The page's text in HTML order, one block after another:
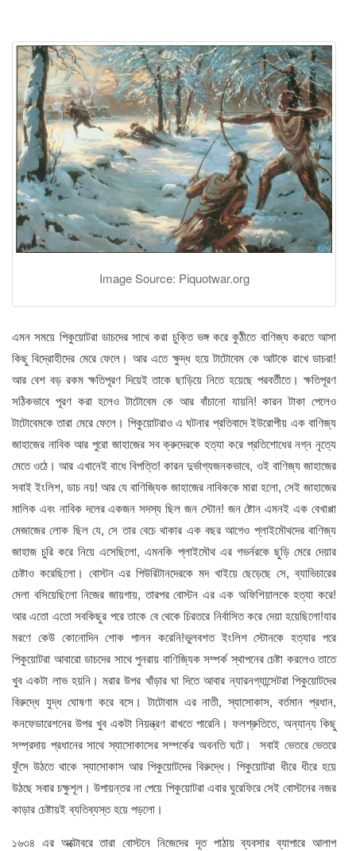
Image Source: Piquotwar.org
এমন সময়ে পিকুয়োটরা ডাচদের সাথে করা চুক্তি ভঙ্গ করে কুঠীতে বাণিজ্য করতে আসা
কিছু বিদ্রোহীদের মেরে ফেলে। আর এতে ক্ষুদ্ধ হয়ে টাটোবেম কে আটকে রাখে ডাচরা!
আর বেশ বড় রকম ক্ষতিপূরণ দিয়েই তাকে ছাড়িয়ে নিতে হয়েছে পরবর্তীতে। ক্ষতিপূরণ
সঠিকভাবে পূরণ করা হলেও টাটোবেম কে আর বাঁচানো যায়নি! কারন টাকা পেলেও
টাটোবেমকে তারা মেরে ফেলে। পিকুয়োটরাও এ ঘটনার প্রতিবাদে ইউরোপীয় এক বাণিজ্য
জাহাজের নাবিক আর পুরো জাহাজের সব ক্রুদেরকে হত্যা করে প্রতিশোধের নগ্ন নৃত্যে
মেতে ওঠে। আর এখানেই বাধে বিপত্তি! কারন দুর্ভাগ্যজনকভাবে, ওই বাণিজ্য জাহাজের
সবাই ইংলিশ, ডাচ নয়! আর যে বাণিজ্যিক জাহাজের নাবিককে মারা হলো, সেই জাহাজের
মালিক এবং নাবিক দলের একজন সদস্য ছিল জন স্টোন! জন ষ্টোন এমনই এক বেখাপ্পা
মেজাজের লোক ছিল যে, সে তার বেচে থাকার এক বছর আগেও প্লাইমৌথদের বাণিজ্য
জাহাজ চুরি করে নিয়ে এসেছিলো, এমনকি প্লাইমৌথ এর গভর্নরকে ছুড়ি মেরে দেয়ার
চেষ্টাও করেছিলো। বোস্টন এর পিউরিটানদেরকে মদ খাইয়ে ছেড়েছে সে, ব্যাভিচারের
মেলা বসিয়েছিলো নিজের জায়গায়, তারপর বোস্টন এর এক অফিশিয়ালকে হত্যা করে!
আর এতো এতো সবকিছুর পরে তাকে বে থেকে চিরতরে নির্বাসিত করে দেয়া হয়েছিলো!যার
মরণে কেউ কোনোদিন শোক পালন করেনি!ভুলবশত ইংলিশ স্টোনকে হত্যার পরে
পিকুয়োটরা আবারো ডাচদের সাথে পুনরায় বাণিজ্যিক সম্পর্ক স্থাপনের চেষ্টা করলেও তাতে
খুব একটা লাভ হয়নি। মরার উপর খাঁড়ার ঘা দিতে আবার ন্যারনগ্যান্সেটরা পিকুয়োটদের
বিরুদ্ধে যুদ্ধ ঘোষণা করে বসে। টাটোবাম এর নাতী, স্যাসোকাস, বর্তমান প্রধান,
কনফেডারেশনের উপর খুব একটা নিয়ন্ত্রণ রাখতে পারেনি। ফলশ্রুতিতে, অন্যান্য কিছু
সম্প্রদায় প্রধানের সাথে স্যাসোকাসের সম্পর্কের অবনতি ঘটে। সবাই ভেতরে ভেতরে
ফুঁসে উঠতে থাকে স্যাসোকাস আর পিকুয়োটদের বিরুদ্ধে। পিকুয়োটরা ধীরে ধীরে হয়ে
উঠছে সবার চক্ষুশূল। উপায়ন্তর না পেয়ে পিকুয়োটরা এবার ঘুরেফিরে সেই বোস্টনের নজর
কাড়ার চেষ্টায়ই ব্যতিব্যস্ত হয়ে পড়লো।
১৬৩৪ এর অক্টোবরে তারা বোস্টনে নিজেদের দূত পাঠায় ব্যবসার ব্যাপারে আলাপ